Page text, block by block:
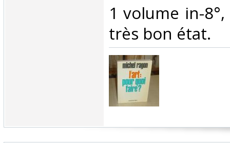
‎1 volume in-
très bon état. ‎